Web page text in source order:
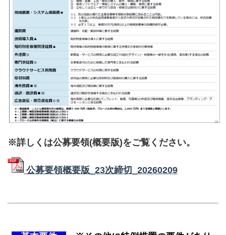
※詳しくは公募要領(概要版)をご覧ください。
公募要領概要版_23次締切_20260209